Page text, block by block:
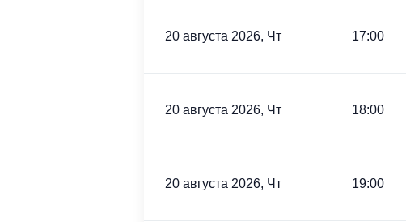
20 августа 2026, Чт 17:00
20 августа 2026, Чт 18:00
20 августа 2026, Чт 19:00